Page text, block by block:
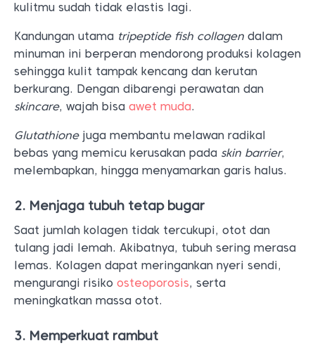
kulitmu sudah tidak elastis lagi.
Kandungan utama tripeptide fish collagen dalam
minuman ini berperan mendorong produksi kolagen
sehingga kulit tampak kencang dan kerutan
berkurang. Dengan dibarengi perawatan dan
skincare, wajah bisa awet muda.
Glutathionejuga membantu melawan radikal
bebas yang memicu kerusakan pada skin barrier,
melembapkan, hingga menyamarkan garis halus.
2. Menjaga tubuh tetap bugar
Saat jumlah kolagen tidak tercukupi, otot dan
tulang jadi lemah. Akibatnya, tubuh sering merasa
lemas. Kolagen dapat meringankan nyeri sendi,
mengurangi risiko osteoporosis, serta
meningkatkan massa otot.
3. Memperkuat rambut